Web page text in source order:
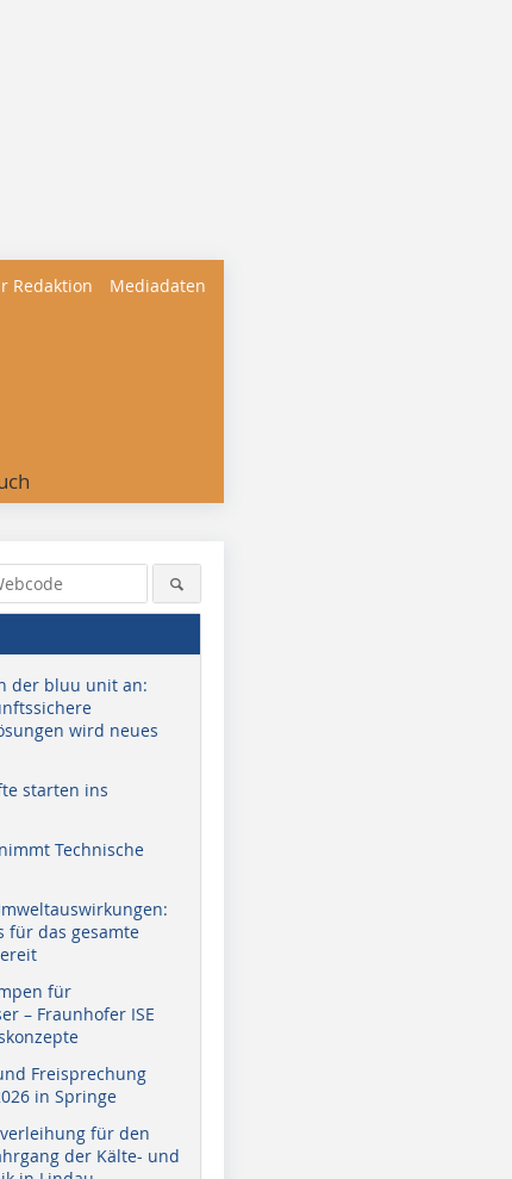
Redaktion Mediadaten
der bluu unit an:
wird neues
starten ins
Technische
für das gesamte
für
– Fraunhofer ISE
Freisprechung
in Springe
für den
der Kälte- und